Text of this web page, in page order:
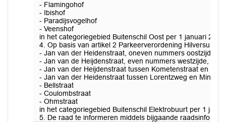
- Flamingohof
- Ibishof
- Paradijsvogelhof
- Veenshof
in het categoriegebied Buitenschil Oost per 1 januari
4. Op basis van artikel 2 Parkeerverordening Hilversum
- Jan van der Heidenstraat, oneven nummers oostzijde,
- Jan van de Heijdenstraat, even nummers westzijde,
- Jan van der Heijdenstraat tussen Kometenstraat en
- Jan van der Heidenstraat tussen Lorentzweg en
- Bellstraat
- Coulombstraat
- Ohmstraat
in het categoriegebied Buitenschil Elektrobuurt per 1
5. De raad te informeren middels bijgaande